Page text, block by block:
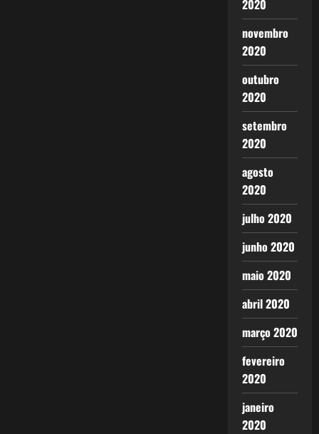
2020
novembro
2020
outubro
2020
setembro
2020
agosto
2020
julho 2020
junho 2020
maio 2020
abril 2020
março 2020
fevereiro
2020
janeiro
2020